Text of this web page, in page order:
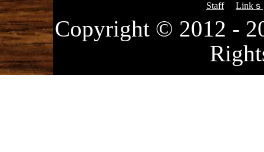
Staff Linkｓ
Copyright © 2012 -